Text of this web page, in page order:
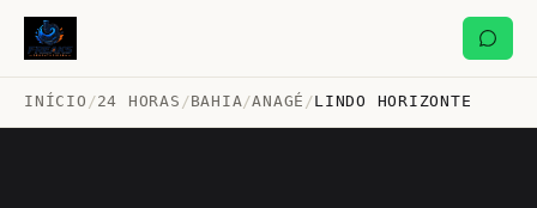
INÍCIO /24 HORAS /BAHIA/ANAGÉ /LINDO HORIZONTE